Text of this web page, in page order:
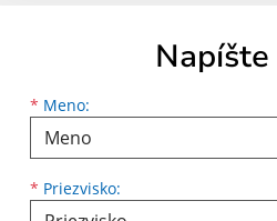
* Meno:
Meno
* Priezvisko:
Priezvisko
E-mailová adresa